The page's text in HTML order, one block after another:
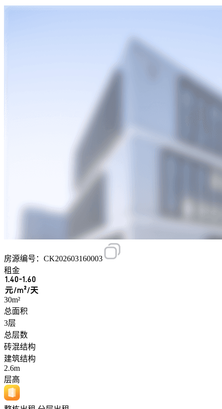
房源编号：CK202603160003
租金
1.40-1.60
元/m²/天
30m²
总面积
3层
总层数
砖混结构
建筑结构
2.6m
层高